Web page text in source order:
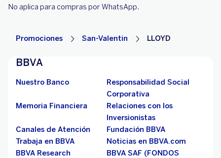
No aplica para compras por WhatsApp.
Promociones San-Valentin LLOYD
BBVA
Nuestro Banco
Responsabilidad Social
Corporativa
Memoria Financiera
Relaciones con los
Inversionistas
Canales de Atención
Fundación BBVA
Trabaja en BBVA
Noticias en BBVA.com
BBVA Research
BBVA SAF (FONDOS